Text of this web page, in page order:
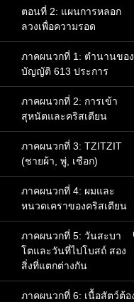
ตอนที่ 2: แผนการหลอก
ลวงเพื่อความรอด
ภาคผนวกที่ 1: ตำนานของ
บัญญัติ 613 ประการ
ภาคผนวกที่ 2: การเข้า
สุหนัตและคริสเตียน
ภาคผนวกที่ 3: TZITZIT
(ชายผ้า, พู่, เชือก)
ภาคผนวกที่ 4: ผมและ
หนวดเคราของคริสเตียน
ภาคผนวกที่ 5: วันสะบา
โตและวันที่ไปโบสถ์ สอง
สิ่งที่แตกต่างกัน
ภาคผนวกที่ 6: เนื้อสัตว์ต้อ